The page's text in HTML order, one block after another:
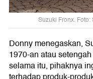
Suzuki Fronx.
Donny menegaskan,
1970-an atau
selama itu, pihaknya